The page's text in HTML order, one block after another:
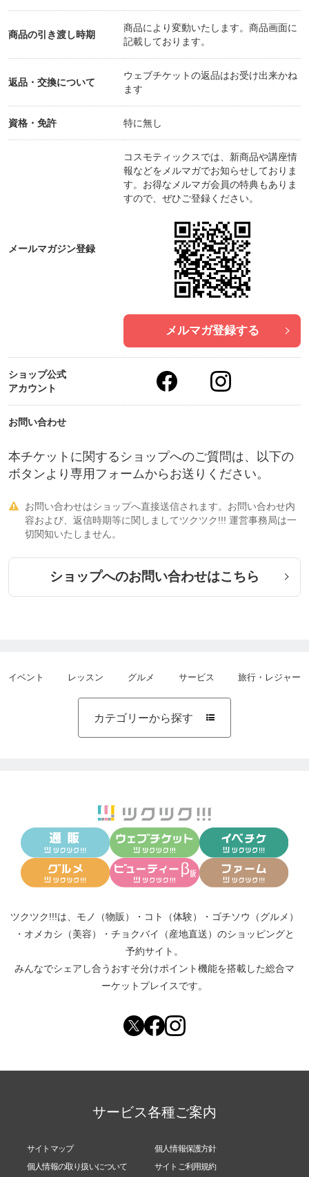
商品の引き渡し時期
商品により変動いたします。商品画面に
記載しております。
返品・交換について
ウェブチケットの返品はお受け出来かね
ます
資格・免許 特に無し
メールマガジン登録
コスモティックスでは、新商品や講座情
報などをメルマガでお知らせしておりま
す。お得なメルマガ会員の特典もありま
すので、ぜひご登録ください。
メルマガ登録する
ショップ公式
アカウント
お問い合わせ
本チケットに関するショップへのご質問は、以下の
ボタンより専用フォームからお送りください。

お問い合わせはショップへ直接送信されます。お問い合わせ内
容および、返信時期等に関しましてツクツク!!! 運営事務局は一
切関知いたしません。
ショップへのお問い合わせはこちら
イベント レッスン グルメ サービス 旅行・レジャー
カテゴリーから探す 
ツクツク!!!は、 モノ（物販） ・ コト（体験） ・ ゴチソウ（グルメ）
・ オメカシ（美容） ・ チョクバイ（産地直送） のショッピングと
予約サイト。
みんなでシェアし合う おすそ分けポイント機能を搭載した総合マ
ーケットプレイスです。
サービス各種ご案内
サイトマップ
個人情報保護方針
個人情報の取り扱いについて
サイトご利用規約